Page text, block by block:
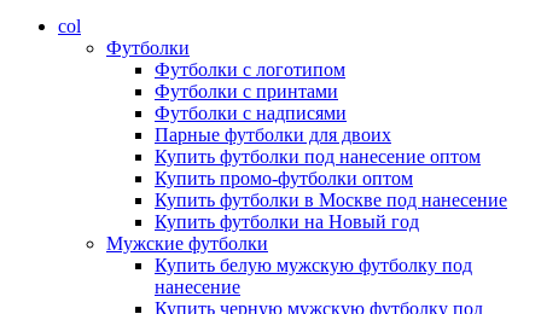
col
Футболки
Футболки с логотипом
Футболки с принтами
Футболки с надписями
Парные футболки для двоих
Купить футболки под нанесение оптом
Купить промо-футболки оптом
Купить футболки в Москве под нанесение
Купить футболки на Новый год
Мужские футболки
Купить белую мужскую футболку под
нанесение
Купить черную мужскую футболку под